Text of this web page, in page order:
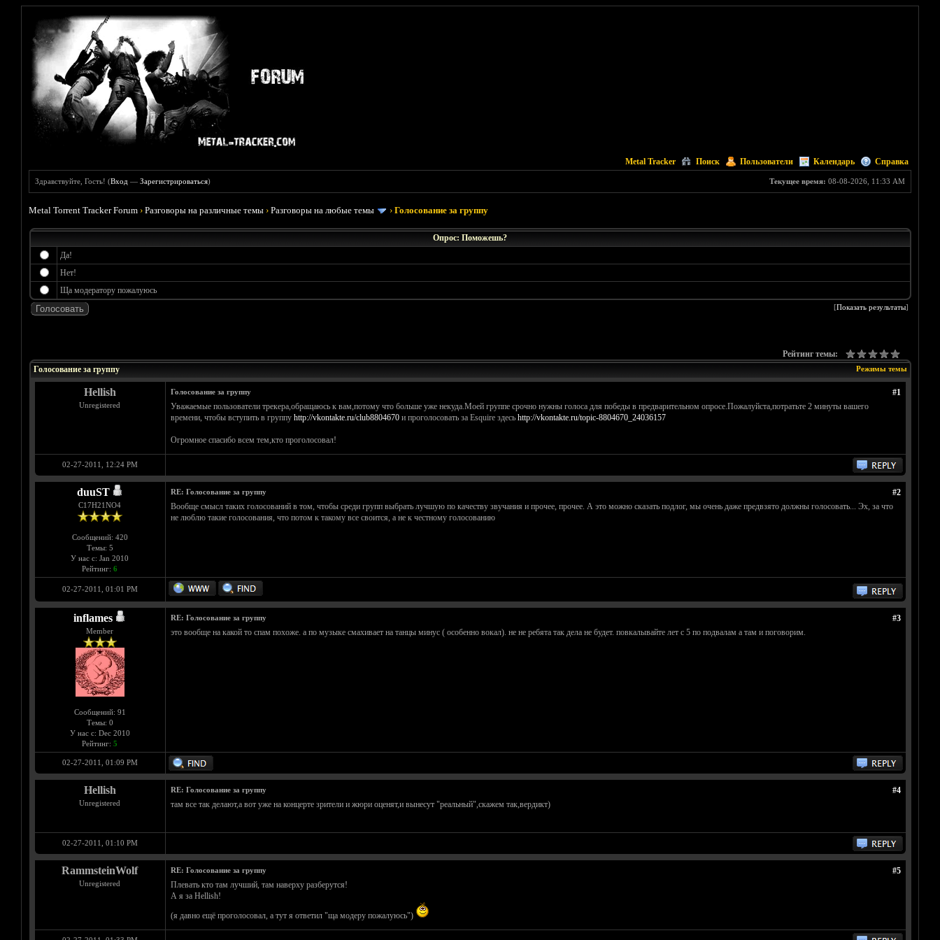
Metal Tracker Поиск Пользователи Календарь Справка
Текущее время: 08-08-2026, 11:33 AM
Здравствуйте, Гость! (Вход —Зарегистрироваться)
Metal Torrent Tracker Forum ›Разговоры на различные темы ›Разговоры на любые темы ›Голосование за группу
Опрос: Поможешь?
Да!
Нет!
Ща модератору пожалуюсь
[Показать результаты]
Рейтинг темы:
Режимы темы
Голосование за группу
Hellish
Unregistered
#1
Голосование за группу
Уважаемые пользователи трекера,обращаюсь к вам,потому что больше уже некуда.Моей группе срочно нужны голоса для победы в предварительном опросе.Пожалуйста,потратьте 2 минуты вашего
времени, чтобы вступить в группу http://vkontakte.ru/club8804670и проголосовать за Esquire здесь http://vkontakte.ru/topic-8804670_24036157
Огромное спасибо всем тем,кто проголосовал!
02-27-2011, 12:24 PM
duuST
С17H21NO4
Сообщений: 420
Темы: 5
У нас с: Jan 2010
Рейтинг: 6
#2
RE: Голосование за группу
Вообще смысл таких голосований в том, чтобы среди групп выбрать лучшую по качеству звучания и прочее, прочее. А это можно сказать подлог, мы очень даже предвзято должны голосовать... Эх, за что
не люблю такие голосования, что потом к такому все своится, а не к честному голосованию
02-27-2011, 01:01 PM
inflames
Member
Сообщений: 91
Темы: 0
У нас с: Dec 2010
Рейтинг: 5
#3
RE: Голосование за группу
это вообще на какой то спам похоже. а по музыке смахивает на танцы минус ( особенно вокал). не не ребята так дела не будет. повкалывайте лет с 5 по подвалам а там и поговорим.
02-27-2011, 01:09 PM
Hellish
Unregistered
#4
RE: Голосование за группу
там все так делают,а вот уже на концерте зрители и жюри оценят,и вынесут "реальный",скажем так,вердикт)
02-27-2011, 01:10 PM
RammsteinWolf
Unregistered
#5
RE: Голосование за группу
Плевать кто там лучший, там наверху разберутся!
А я за Hellish!
(я давно ещё проголосовал, а тут я ответил "ща модеру пожалуюсь")